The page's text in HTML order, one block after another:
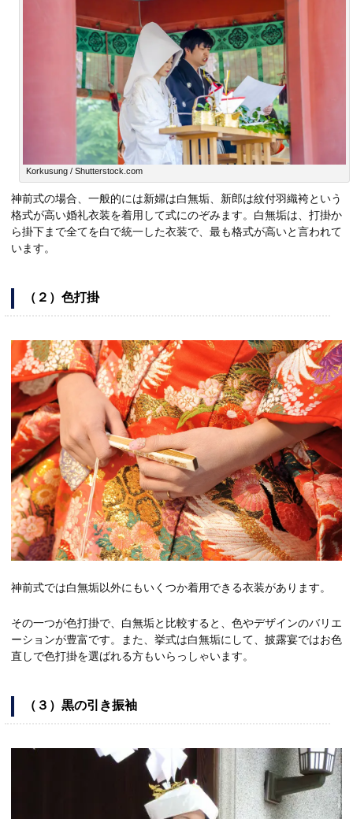
Korkusung / Shutterstock.com
神前式の場合、一般的には新婦は白無垢、新郎は紋付羽織袴という
格式が高い婚礼衣装を着用して式にのぞみます。白無垢は、打掛か
ら掛下まで全てを白で統一した衣装で、最も格式が高いと言われて
います。
（２）色打掛
神前式では白無垢以外にもいくつか着用できる衣装があります。
その一つが色打掛で、白無垢と比較すると、色やデザインのバリエ
ーションが豊富です。また、挙式は白無垢にして、披露宴ではお色
直しで色打掛を選ばれる方もいらっしゃいます。
（３）黒の引き振袖